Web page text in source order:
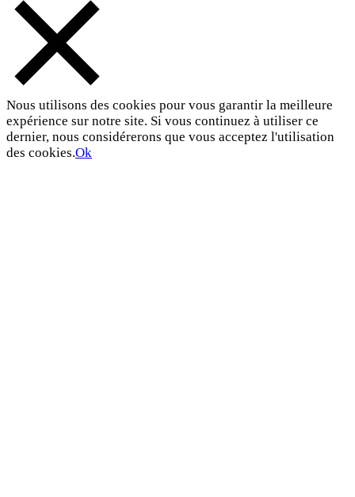
Nous utilisons des cookies pour vous garantir la meilleure
expérience sur notre site. Si vous continuez à utiliser ce
dernier, nous considérerons que vous acceptez l'utilisation
des cookies.Ok